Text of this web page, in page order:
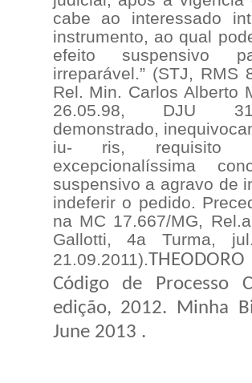
cabe ao interessado
instrumento, ao qual
efeito suspensivo
irreparável.” (STJ, RMS
Rel. Min. Carlos Alberto
26.05.98, DJU
demonstrado,
iu- ris, requisito
excepcionalíssima
suspensivo a agravo de
indeferir o pedido.
na MC 17.667/MG,
Gallotti, 4a Turma,
21.09.2011).
Código de Processo
edição, 2012.
Minha
June 2013 .